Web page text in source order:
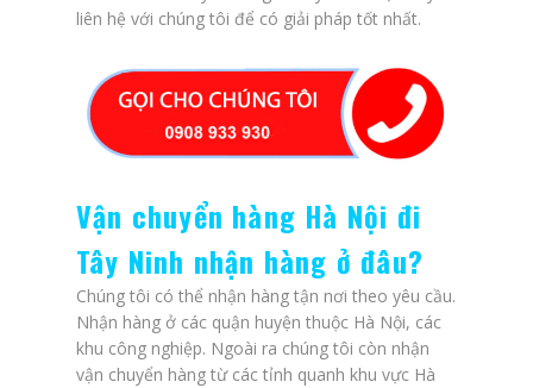
liên hệ với chúng tôi để có giải pháp tốt nhất.
Vận chuyển hàng Hà Nội đi
Tây Ninh nhận hàng ở đâu?
Chúng tôi có thể nhận hàng tận nơi theo yêu cầu.
Nhận hàng ở các quận huyện thuộc Hà Nội, các
khu công nghiệp. Ngoài ra chúng tôi còn nhận
vận chuyển hàng từ các tỉnh quanh khu vực Hà